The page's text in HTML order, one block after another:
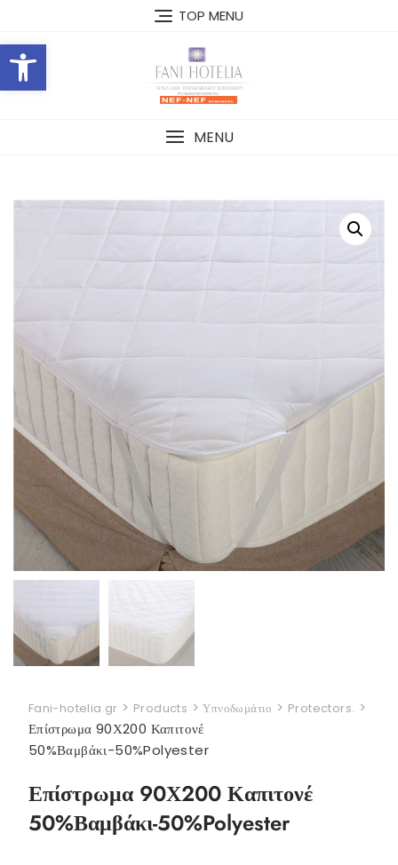
Open toolbar
content
TOP MENU
MENU
Fani-hotelia.gr > Products >Υπνοδωμάτιο > Protectors. >
Επίστρωμα 90Χ200 Καπιτονέ
50%Βαμβάκι-50%Polyester
Επίστρωμα 90Χ200 Καπιτονέ
50%Βαμβάκι-50%Polyester